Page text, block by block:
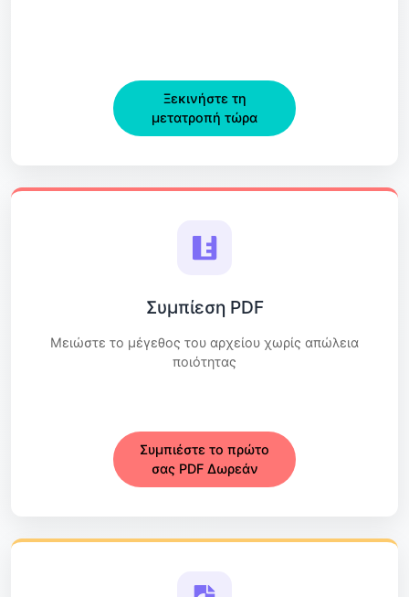
Ξεκινήστε τη
μετατροπή τώρα
Συμπίεση PDF
Μειώστε το μέγεθος του αρχείου χωρίς απώλεια
ποιότητας
Συμπιέστε το πρώτο
σας PDF Δωρεάν